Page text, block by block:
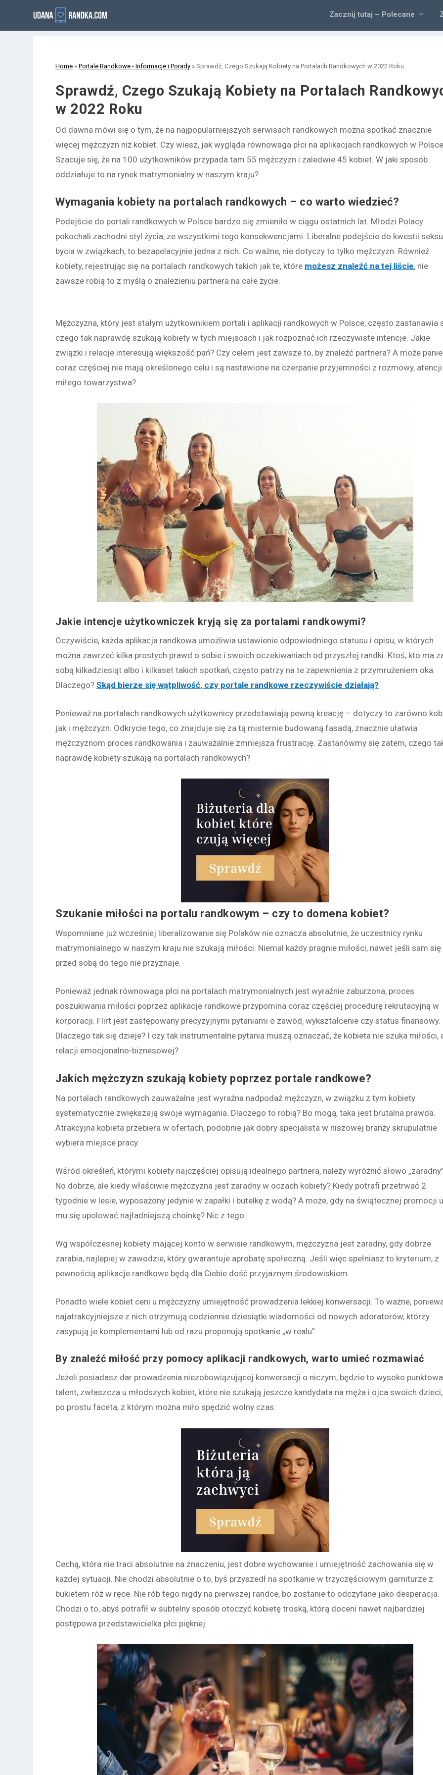
Zacznij tutaj – Polecane
Home »Portale Randkowe - Informacje i Porady »Sprawdź, Czego Szukają Kobiety na Portalach Randkowych w 2022 Roku
Sprawdź, Czego Szukają Kobiety na Portalach
w 2022 Roku
Od dawna mówi się o tym, że na najpopularniejszych serwisach randkowych można spotkać znacznie
więcej mężczyzn niż kobiet. Czy wiesz, jak wygląda równowaga płci na aplikacjach randkowych w
Szacuje się, że na 100 użytkowników przypada tam 55 mężczyzn i zaledwie 45 kobiet. W jaki sposób
oddziałuje to na rynek matrymonialny w naszym kraju?
Wymagania kobiety na portalach randkowych – co warto wiedzieć?
Podejście do portali randkowych w Polsce bardzo się zmieniło w ciągu ostatnich lat. Młodzi Polacy
pokochali zachodni styl życia, ze wszystkimi tego konsekwencjami. Liberalne podejście do kwestii
bycia w związkach, to bezapelacyjnie jedna z nich. Co ważne, nie dotyczy to tylko mężczyzn. Również
kobiety, rejestrując się na portalach randkowych takich jak te, które możesz znaleźć na tej liście, nie
zawsze robią to z myślą o znalezieniu partnera na całe życie.
Mężczyzna, który jest stałym użytkownikiem portali i aplikacji randkowych w Polsce, często zastanawia
czego tak naprawdę szukają kobiety w tych miejscach i jak rozpoznać ich rzeczywiste intencje. Jakie
związki i relacje interesują większość pań? Czy celem jest zawsze to, by znaleźć partnera? A może panie
coraz częściej nie mają określonego celu i są nastawione na czerpanie przyjemności z rozmowy,
miłego towarzystwa?
Jakie intencje użytkowniczek kryją się za portalami randkowymi?
Oczywiście, każda aplikacja randkowa umożliwia ustawienie odpowiedniego statusu i opisu, w których
można zawrzeć kilka prostych prawd o sobie i swoich oczekiwaniach od przyszłej randki. Ktoś, kto ma
sobą kilkadziesiąt albo i kilkaset takich spotkań, często patrzy na te zapewnienia z przymrużeniem oka.
Dlaczego?Skąd bierze się wątpliwość, czy portale randkowe rzeczywiście działają?
Ponieważ na portalach randkowych użytkownicy przedstawiają pewną kreację – dotyczy to zarówno
jak i mężczyzn. Odkrycie tego, co znajduje się za tą misternie budowaną fasadą, znacznie ułatwia
mężczyznom proces randkowania i zauważalnie zmniejsza frustrację. Zastanówmy się zatem, czego
naprawdę kobiety szukają na portalach randkowych?
Szukanie miłości na portalu randkowym – czy to domena kobiet?
Wspomniane już wcześniej liberalizowanie się Polaków nie oznacza absolutnie, że uczestnicy rynku
matrymonialnego w naszym kraju nie szukają miłości. Niemal każdy pragnie miłości, nawet jeśli sam się
przed sobą do tego nie przyznaje.
Ponieważ jednak równowaga płci na portalach matrymonialnych jest wyraźnie zaburzona, proces
poszukiwania miłości poprzez aplikacje randkowe przypomina coraz częściej procedurę rekrutacyjną w
korporacji. Flirt jest zastępowany precyzyjnymi pytaniami o zawód, wykształcenie czy status finansowy.
Dlaczego tak się dzieje? I czy tak instrumentalne pytania muszą oznaczać, że kobieta nie szuka miłości,
relacji emocjonalno-biznesowej?
Jakich mężczyzn szukają kobiety poprzez portale randkowe?
Na portalach randkowych zauważalna jest wyraźna nadpodaż mężczyzn, w związku z tym kobiety
systematycznie zwiększają swoje wymagania. Dlaczego to robią? Bo mogą, taka jest brutalna prawda.
Atrakcyjna kobieta przebiera w ofertach, podobnie jak dobry specjalista w niszowej branży skrupulatnie
wybiera miejsce pracy.
Wśród określeń, którymi kobiety najczęściej opisują idealnego partnera, należy wyróżnić słowo
No dobrze, ale kiedy właściwie mężczyzna jest zaradny w oczach kobiety? Kiedy potrafi przetrwać 2
tygodnie w lesie, wyposażony jedynie w zapałki i butelkę z wodą? A może, gdy na świątecznej promocji
mu się upolować najładniejszą choinkę? Nic z tego.
Wg współczesnej kobiety mającej konto w serwisie randkowym, mężczyzna jest zaradny, gdy dobrze
zarabia, najlepiej w zawodzie, który gwarantuje aprobatę społeczną. Jeśli więc spełniasz to kryterium, z
pewnością aplikacje randkowe będą dla Ciebie dość przyjaznym środowiskiem.
Ponadto wiele kobiet ceni u mężczyzny umiejętność prowadzenia lekkiej konwersacji. To ważne,
najatrakcyjniejsze z nich otrzymują codziennie dziesiątki wiadomości od nowych adoratorów, którzy
zasypują je komplementami lub od razu proponują spotkanie „w realu”.
By znaleźć miłość przy pomocy aplikacji randkowych, warto umieć rozmawiać
Jeżeli posiadasz dar prowadzenia niezobowiązującej konwersacji o niczym, będzie to wysoko
talent, zwłaszcza u młodszych kobiet, które nie szukają jeszcze kandydata na męża i ojca swoich
po prostu faceta, z którym można miło spędzić wolny czas.
Cechą, która nie traci absolutnie na znaczeniu, jest dobre wychowanie i umiejętność zachowania się w
każdej sytuacji. Nie chodzi absolutnie o to, byś przyszedł na spotkanie w trzyczęściowym garniturze z
bukietem róż w ręce. Nie rób tego nigdy na pierwszej randce, bo zostanie to odczytane jako desperacja.
Chodzi o to, abyś potrafił w subtelny sposób otoczyć kobietę troską, którą doceni nawet najbardziej
postępowa przedstawicielka płci pięknej.